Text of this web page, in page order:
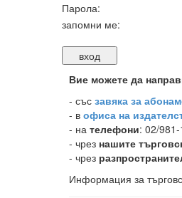
Парола:
запомни ме:
Вие можете да
- със завяка за
- в офиса на
- на телефони: 02/
- чрез нашите
- чрез
Информация за